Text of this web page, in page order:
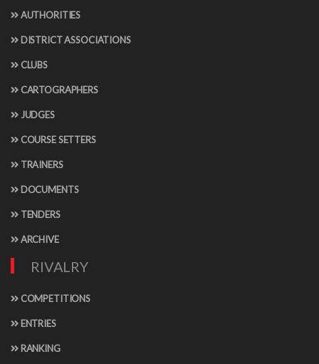
AUTHORITIES
DISTRICT ASSOCIATIONS
CLUBS
CARTOGRAPHERS
JUDGES
COURSE SETTERS
TRAINERS
DOCUMENTS
TENDERS
ARCHIVE
RIVALRY
COMPETITIONS
ENTRIES
RANKING